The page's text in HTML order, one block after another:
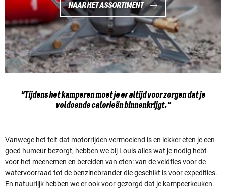
NAAR HET ASSORTIMENT
"Tijdens het kamperen moet je er altijd voor zorgen dat je
voldoende calorieën binnenkrijgt."
Vanwege het feit dat motorrijden vermoeiend is en lekker eten je een
goed humeur bezorgt, hebben we bij Louis alles wat je nodig hebt
voor het meenemen en bereiden van eten: van de veldfles voor de
watervoorraad tot de benzinebrander die geschikt is voor expedities.
En natuurlijk hebben we er ook voor gezorgd dat je kampeerkeuken